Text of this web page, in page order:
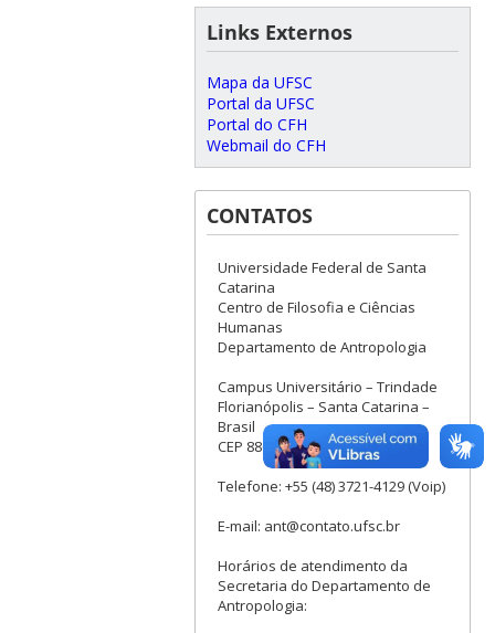
Links Externos
Mapa da UFSC
Portal da UFSC
Portal do CFH
Webmail do CFH
CONTATOS
Universidade Federal de Santa
Catarina
Centro de Filosofia e Ciências
Humanas
Departamento de Antropologia
Campus Universitário – Trindade
Florianópolis – Santa Catarina –
Brasil
CEP 88040-900
Telefone: +55 (48) 3721-4129 (Voip)
E-mail: ant@contato.ufsc.br
Horários de atendimento da
Secretaria do Departamento de
Antropologia: